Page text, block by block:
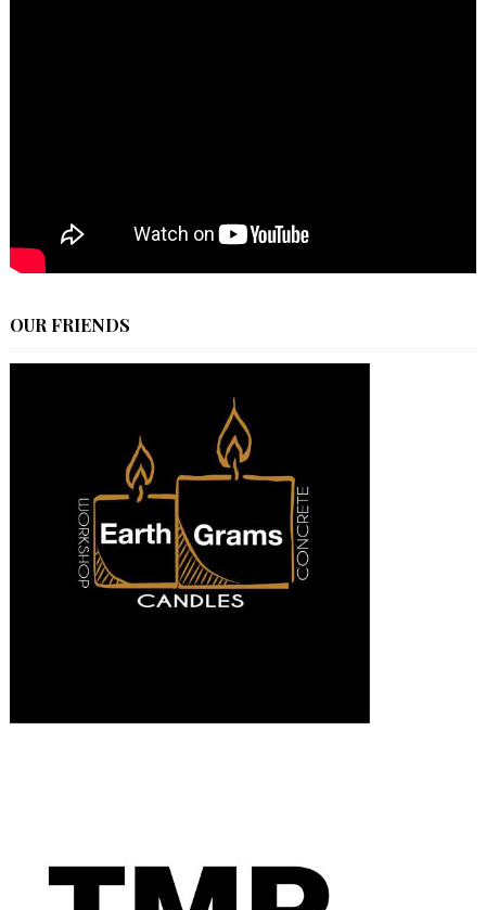
OUR FRIENDS